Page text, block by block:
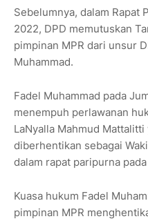
Sebelumnya, dalam Rapat
2022, DPD memutuskan
pimpinan MPR dari unsur
Muhammad.
Fadel Muhammad pada
menempuh perlawanan
LaNyalla Mahmud
diberhentikan sebagai
dalam rapat paripurna
Kuasa hukum Fadel
pimpinan MPR